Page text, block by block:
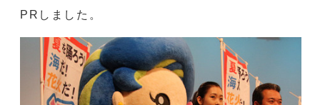
PRしました。